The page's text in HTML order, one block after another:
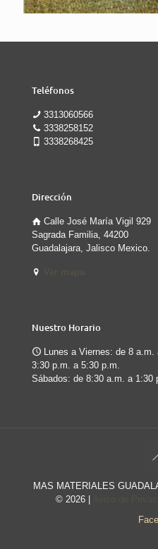
Teléfonos
3313060566
3338258152
3338268425
Dirección
Calle José María Vigil 929
Sagrada Familia, 44200
Guadalajara, Jalisco Mexico.
Nuestro Horario
Lunes a Viernes: de 8
3:30 p.m. a 5:30 p.m.
Sábados: de 8:30 a.m. a 1:30
MAS MATERIALES
© 2026 |